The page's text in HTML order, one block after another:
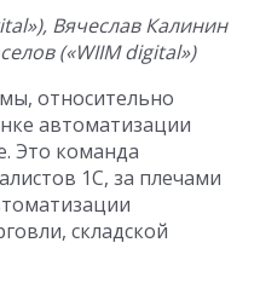
Вячеслав Калинин
(«WIIM digital»)
относительно
автоматизации
Это команда
1С, за плечами
складской